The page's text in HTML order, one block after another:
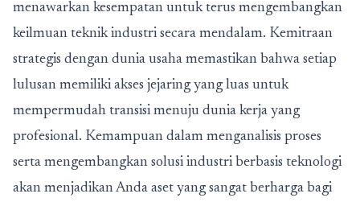
menawarkan kesempatan untuk terus mengembangkan
keilmuan teknik industri secara mendalam. Kemitraan
strategis dengan dunia usaha memastikan bahwa setiap
lulusan memiliki akses jejaring yang luas untuk
mempermudah transisi menuju dunia kerja yang
profesional. Kemampuan dalam menganalisis proses
serta mengembangkan solusi industri berbasis teknologi
akan menjadikan Anda aset yang sangat berharga bagi